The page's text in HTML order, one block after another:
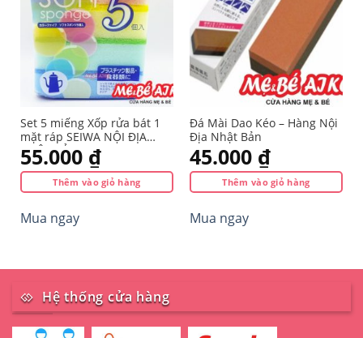
Set 5 miếng Xốp rửa bát 1
mặt ráp SEIWA NỘI ĐỊA
NHẬT BẢN
55.000 ₫
Thêm vào giỏ hàng
Mua ngay
Đá Mài Dao Kéo – Hàng Nội
Địa Nhật Bản
45.000 ₫
Thêm vào giỏ hàng
Mua ngay
Hệ thống cửa hàng